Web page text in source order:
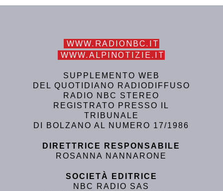
WWW.RADIONBC.IT
WWW.ALPINOTIZIE.IT
SUPPLEMENTO WEB
DEL QUOTIDIANO RADIODIFFUSO
RADIO NBC STEREO
REGISTRATO PRESSO IL
TRIBUNALE
DI BOLZANO AL NUMERO 17/1986
DIRETTRICE RESPONSABILE
ROSANNA NANNARONE
SOCIETÀ EDITRICE
NBC RADIO SAS